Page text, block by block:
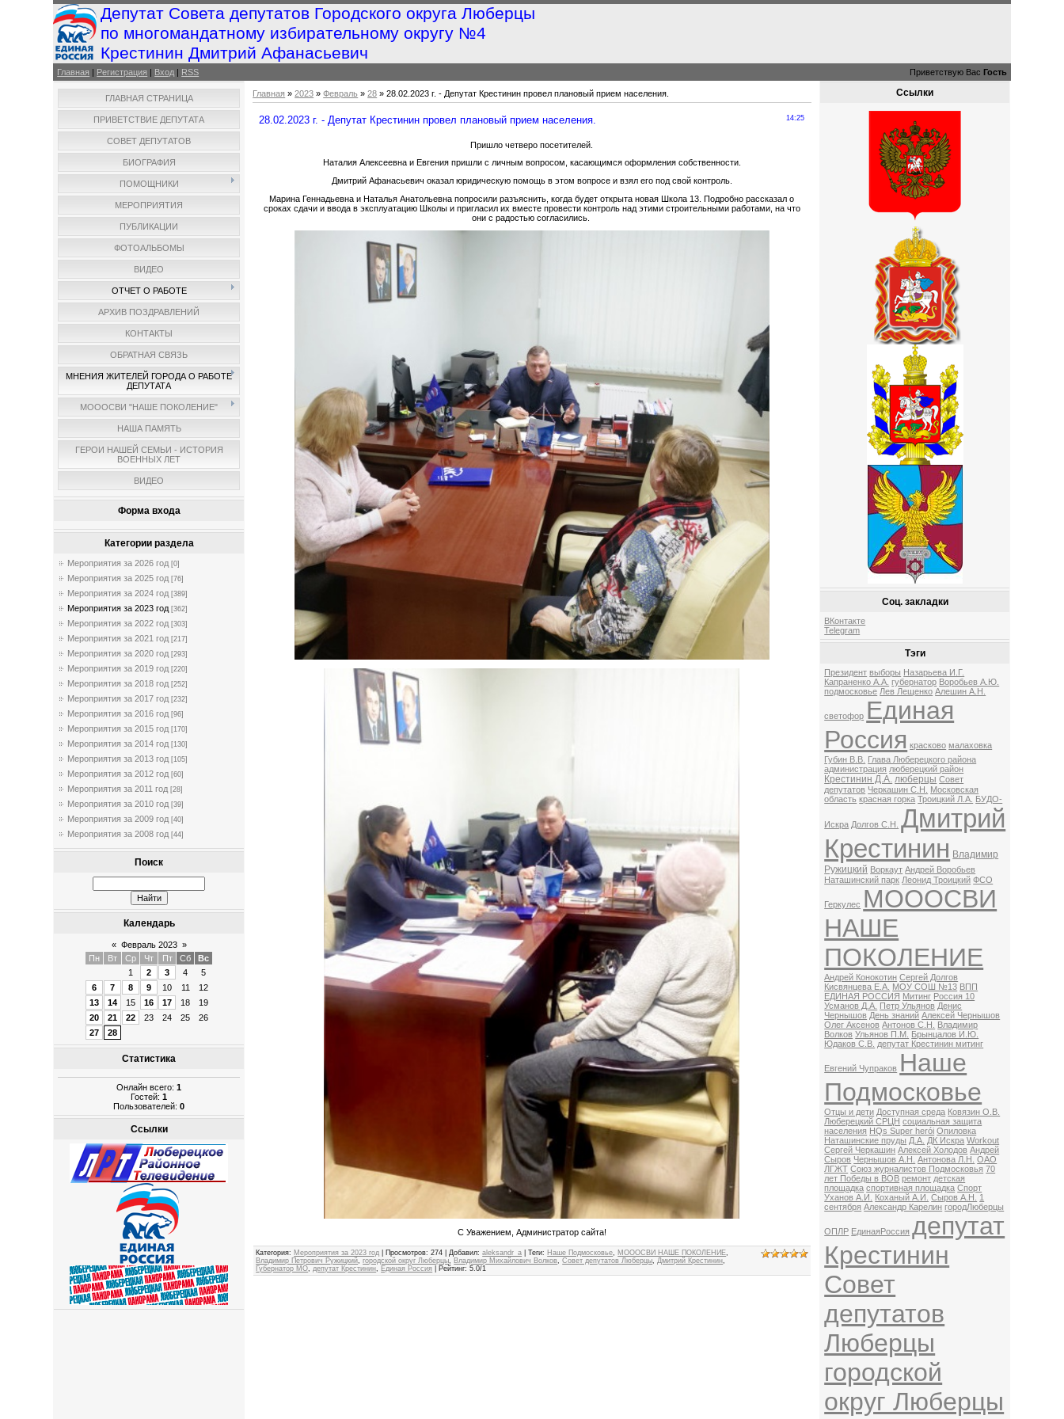
Депутат Совета депутатов Городского округа Люберцы
по многомандатному избирательному округу №4
Крестинин Дмитрий Афанасьевич
Главная | Регистрация | Вход | RSS Приветствую Вас Гость
ГЛАВНАЯ СТРАНИЦА
ПРИВЕТСТВИЕ ДЕПУТАТА
СОВЕТ ДЕПУТАТОВ
БИОГРАФИЯ
ПОМОЩНИКИ
МЕРОПРИЯТИЯ
ПУБЛИКАЦИИ
ФОТОАЛЬБОМЫ
ВИДЕО
ОТЧЕТ О РАБОТЕ
АРХИВ ПОЗДРАВЛЕНИЙ
КОНТАКТЫ
ОБРАТНАЯ СВЯЗЬ
МНЕНИЯ ЖИТЕЛЕЙ ГОРОДА О РАБОТЕ
ДЕПУТАТА
МОООСВИ "НАШЕ ПОКОЛЕНИЕ"
НАША ПАМЯТЬ
ГЕРОИ НАШЕЙ СЕМЬИ - ИСТОРИЯ
ВОЕННЫХ ЛЕТ
ВИДЕО
Форма входа
Категории раздела
Мероприятия за 2026 год [0]
Мероприятия за 2025 год [76]
Мероприятия за 2024 год [389]
Мероприятия за 2023 год [362]
Мероприятия за 2022 год [303]
Мероприятия за 2021 год [217]
Мероприятия за 2020 год [293]
Мероприятия за 2019 год [220]
Мероприятия за 2018 год [252]
Мероприятия за 2017 год [232]
Мероприятия за 2016 год [96]
Мероприятия за 2015 год [170]
Мероприятия за 2014 год [130]
Мероприятия за 2013 год [105]
Мероприятия за 2012 год [60]
Мероприятия за 2011 год [28]
Мероприятия за 2010 год [39]
Мероприятия за 2009 год [40]
Мероприятия за 2008 год [44]
Поиск
Календарь
« Февраль 2023 »
Пн
Вт Ср Чт Пт Сб
Вс
1
2 3 4
5
6
7 8 9 10 11
12
13
14 15 16 17 18
19
20
21 22 23 24 25
26
27
28
Статистика
Онлайн всего:1
Гостей:1
Пользователей:0
Ссылки
Главная »2023 » Февраль » 28 » 28.02.2023 г. - Депутат Крестинин провел плановый прием населения.
14:25
28.02.2023 г. - Депутат Крестинин провел плановый прием населения.
Пришло четверо посетителей.
Наталия Алексеевна и Евгения пришли с личным вопросом, касающимся оформления собственности.
Дмитрий Афанасьевич оказал юридическую помощь в этом вопросе и взял его под свой контроль.
Марина Геннадьевна и Наталья Анатольевна попросили разъяснить, когда будет открыта новая Школа 13. Подробно рассказал о
сроках сдачи и ввода в эксплуатацию Школы и пригласил их вместе провести контроль над этими строительными работами, на что
они с радостью согласились.
С Уважением, Администратор сайта!
Категория: Мероприятия за 2023 год Просмотров: 274 | Добавил:aleksandr_a |Теги: Наше Подмосковье МОООСВИ НАШЕ ПОКОЛЕНИЕ
Владимир Петрович Ружицкий ,городской округ Люберцы Владимир Михайлович Волков ,Совет депутатов Люберцы Дмитрий Крестинин
Губернатор МО
депутат Крестинин Единая Россия Рейтинг:5.0/1
Ссылки
Соц. закладки
ВКонтакте
Telegram
Тэги
Президент выборы Назарьева И.Г.
Капраненко А.А. губернатор Воробьев А.Ю.
подмосковье Лев Лещенко Алешин А.Н.
светофор Единая
Россия красково малаховка
Губин В.В. Глава Люберецкого района
администрация люберецкий район
Крестинин Д.А. люберцы Совет
депутатов Черкашин С.Н.
Московская
область красная горка Троицкий Л.А. БУДО-
Искра Долгов С.Н.
Дмитрий
Крестинин Владимир
Ружицкий Воркаут Андрей Воробьев
Наташинский парк Леонид Троицкий ФСО
Геркулес МОООСВИ
НАШЕ
ПОКОЛЕНИЕ
Андрей Конокотин Сергей Долгов
Кисвянцева Е.А. МОУ СОШ №13 ВПП
ЕДИНАЯ РОССИЯ Митинг Россия 10
Усманов Д.А. Петр Ульянов Денис
Чернышов День знаний Алексей Чернышов
Олег Аксенов Антонов С.Н.
Владимир
Волков Ульянов П.М. Брынцалов И.Ю.
Юдаков С.В. депутат Крестинин митинг
Евгений Чупраков Наше
Подмосковье
Отцы и дети Доступная среда Ковязин О.В.
Люберецкий СРЦН социальная защита
населения HQs Super herói Опиловка
Наташинские пруды Д.А. ДК Искра Workout
Сергей Черкашин Алексей Холодов Андрей
Сыров Чернышов А.Н. Антонова Л.Н.
ОАО
ЛГЖТ Союз журналистов Подмосковья 70
лет Победы в ВОВ ремонт детская
площадка спортивная площадка Спорт
Уханов А.И.
Коханый А.И. Сыров А.Н.
1
сентября Александр Карелин городЛюберцы
ОПЛР ЕдинаяРоссия депутат
Крестинин
Совет
депутатов
Люберцы
городской
округ Люберцы